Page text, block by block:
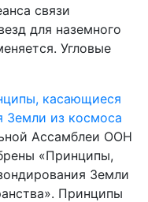
связи
для наземного
Угловые
касающиеся
Земли из космоса
Ассамблеи ООН
«Принципы,
Земли
Принципы